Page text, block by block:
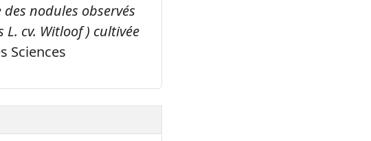
nodules observés
cv. Witloof ) cultivée
Sciences